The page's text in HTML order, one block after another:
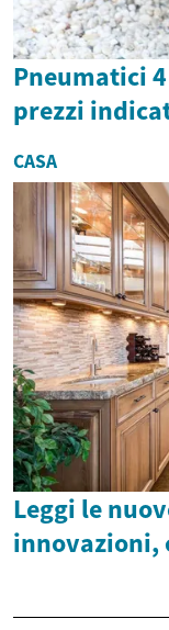
Pneumatici
prezzi
CASA
Leggi le
innovazioni,